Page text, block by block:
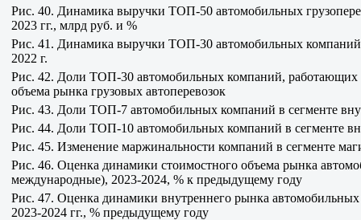
Рис. 40. Динамика выручки ТОП-50 автомобильных
2023 гг., млрд руб. и %
Рис. 41. Динамика выручки ТОП-30 автомобильных
2022 г.
Рис. 42. Доли ТОП-30 автомобильных компаний, работающих
объема рынка грузовых автоперевозок
Рис. 43. Доли ТОП-7 автомобильных компаний в сегменте
Рис. 44. Доли ТОП-10 автомобильных компаний в сегменте
Рис. 45. Изменение маржинальности компаний в сегменте
Рис. 46. Оценка динамики стоимостного объема рынка
международные), 2023-2024, % к предыдущему году
Рис. 47. Оценка динамики внутреннего рынка автомобильных
2023-2024 гг., % предыдущему году